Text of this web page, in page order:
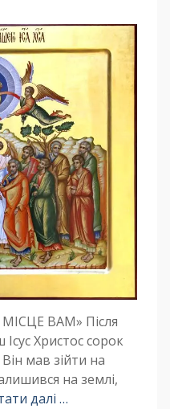
ВАМ» Після
Христос сорок
мав зійти на
на землі,
далі …